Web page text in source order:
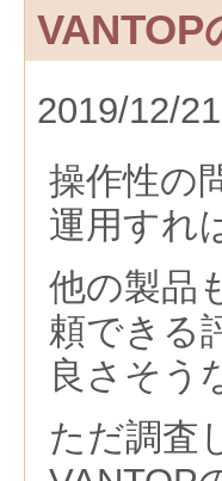
2019/12/
操作性の
運用すれ
他の製品
頼できる
良さそう
ただ調査